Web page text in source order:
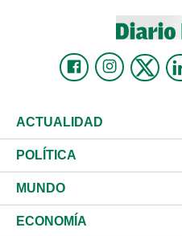
ACTUALIDAD
Nacional
Ciudad
Educación
POLÍTICA
Partidos
JCE
MUNDO
Estados Unidos
ECONOMÍA